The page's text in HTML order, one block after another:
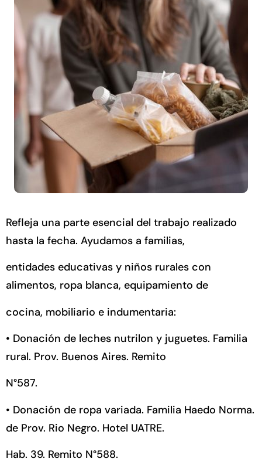
Refleja una parte esencial del trabajo realizado
hasta la fecha. Ayudamos a familias,
entidades educativas y niños rurales con
alimentos, ropa blanca, equipamiento de
cocina, mobiliario e indumentaria:
• Donación de leches nutrilon y juguetes. Familia
rural. Prov. Buenos Aires. Remito
N°587.
• Donación de ropa variada. Familia Haedo Norma.
de Prov. Rio Negro. Hotel UATRE.
Hab. 39. Remito N°588.